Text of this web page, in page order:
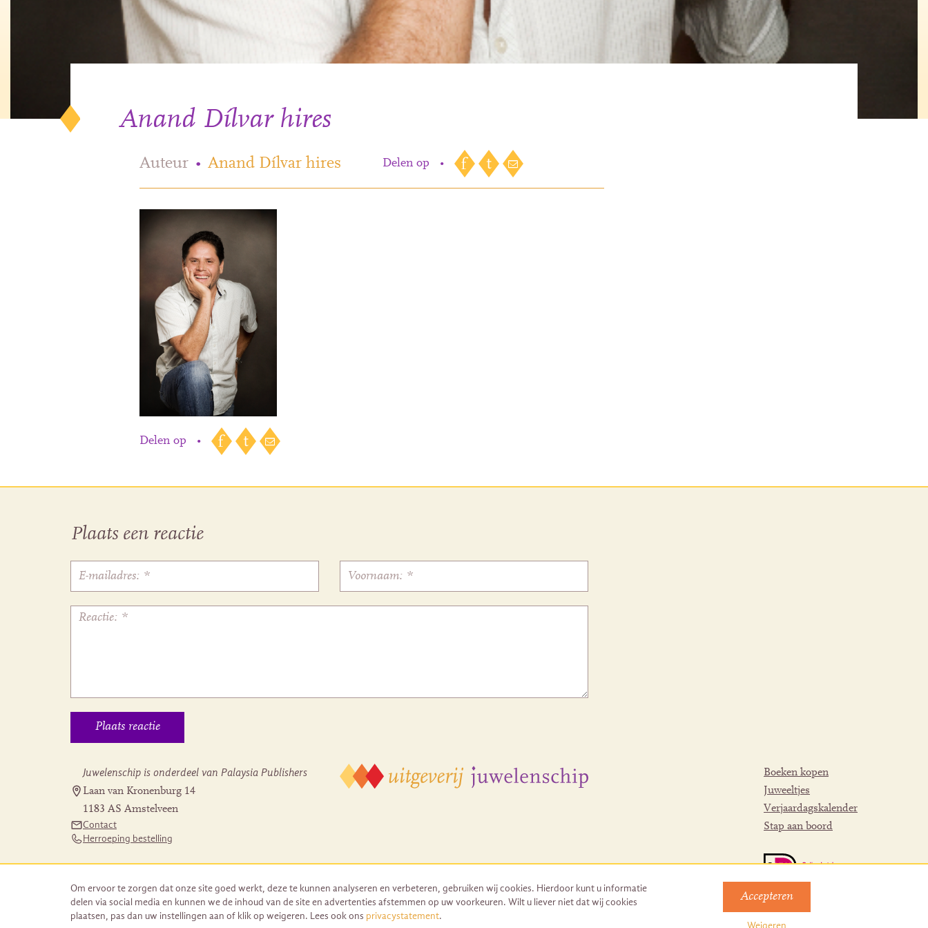
Anand Dílvar hires
Auteur • Anand Dílvar hires Delen op •
Delen op •
Plaats een reactie
Juwelenschip is onderdeel van Palaysia Publishers
Laan van Kronenburg 14
1183 AS Amstelveen
Contact
Herroeping bestelling
Boeken kopen
Juweeltjes
Verjaardagskalender
Stap aan boord
© 2026 Uitgeverij Juwelenschip. Duurzaam ontwikkeld door Go2People
Om ervoor te zorgen dat onze site goed werkt, deze te kunnen analyseren en verbeteren, gebruiken wij cookies. Hierdoor kunt u informatie
delen via social media en kunnen we de inhoud van de site en advertenties afstemmen op uw voorkeuren. Wilt u liever niet dat wij cookies
plaatsen, pas dan uw instellingen aan of klik op weigeren. Lees ook ons privacystatement.
Accepteren
Weigeren